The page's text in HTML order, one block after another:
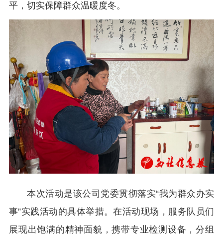
平，切实保障群众温暖度冬。
本次活动是该公司党委贯彻落实“我为群众办实
事”实践活动的具体举措。在活动现场，服务队员们
展现出饱满的精神面貌，携带专业检测设备，分组